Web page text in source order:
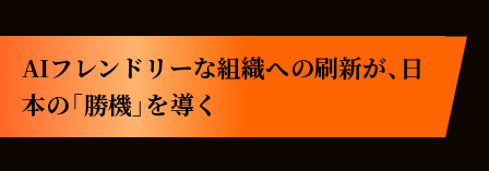
AIフレンドリーな組織への刷新が、日
本の「勝機」を導く